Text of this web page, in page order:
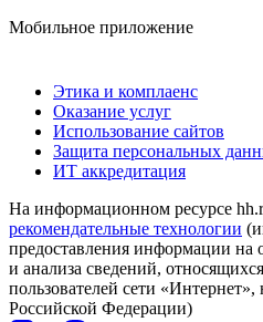
Мобильное приложение
Этика и комплаенс
Оказание услуг
Использование сайтов
Защита персональных
ИТ аккредитация
На информационном ресурсе
рекомендательные технологии
предоставления информации на
и анализа сведений,
пользователей сети
Российской Федерации)